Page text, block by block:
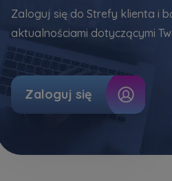
Zaloguj się do Strefy klienta i
aktualnościami dotyczącymi
Zaloguj się